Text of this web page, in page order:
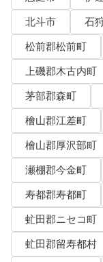
北斗市
石
松前郡松前町
上磯郡木古内町
茅部郡森町
檜山郡江差町
檜山郡厚沢部町
瀬棚郡今金町
寿都郡寿都町
虻田郡ニセコ町
虻田郡留寿都村